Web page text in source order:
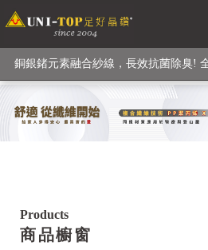
銅銀鍺元素融合紗線，長效抗菌除臭!
檢驗
【快來點我】H型銅銀纖維長效PP能
循環好
Products
商品櫥窗